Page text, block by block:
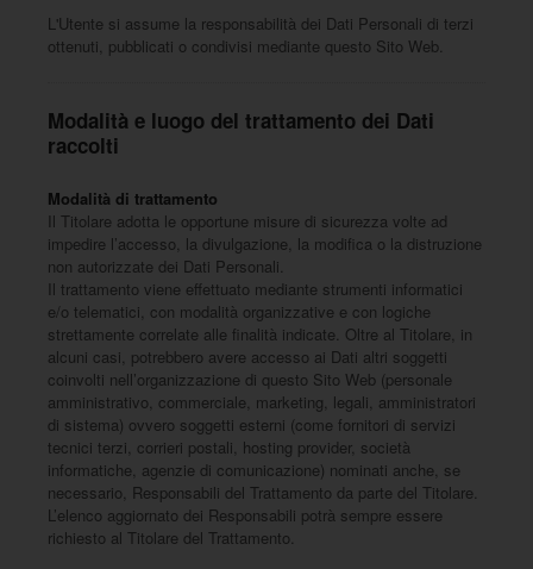
L'Utente si assume la responsabilità dei Dati Personali di terzi
ottenuti, pubblicati o condivisi mediante questo Sito Web.
Modalità e luogo del trattamento dei Dati
raccolti
Modalità di trattamento
Il Titolare adotta le opportune misure di sicurezza volte ad
impedire l’accesso, la divulgazione, la modifica o la distruzione
non autorizzate dei Dati Personali.
Il trattamento viene effettuato mediante strumenti informatici
e/o telematici, con modalità organizzative e con logiche
strettamente correlate alle finalità indicate. Oltre al Titolare, in
alcuni casi, potrebbero avere accesso ai Dati altri soggetti
coinvolti nell’organizzazione di questo Sito Web (personale
amministrativo, commerciale, marketing, legali, amministratori
di sistema) ovvero soggetti esterni (come fornitori di servizi
tecnici terzi, corrieri postali, hosting provider, società
informatiche, agenzie di comunicazione) nominati anche, se
necessario, Responsabili del Trattamento da parte del Titolare.
L’elenco aggiornato dei Responsabili potrà sempre essere
richiesto al Titolare del Trattamento.